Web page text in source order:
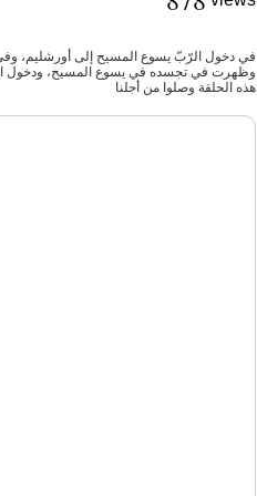
في دخول الرّبّ يسوع المسيح إلى أورشليم، وفي
وظهرت في تجسده في يسوع المسيح، ودخول
هذه الحلقة وصلوا من أجلنا